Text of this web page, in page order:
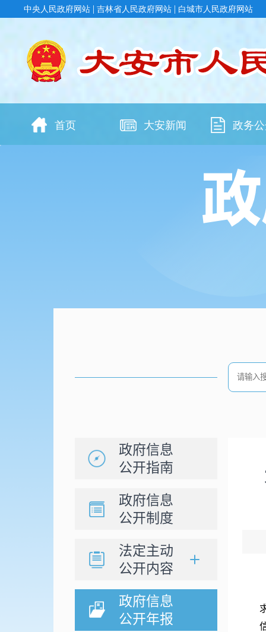
政府信息
公开指南
政府信息
公开制度
法定主动
公开内容
政府信息
公开年报